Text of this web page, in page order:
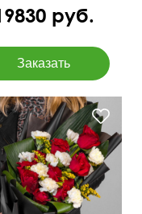
руб.
матовая упаковка